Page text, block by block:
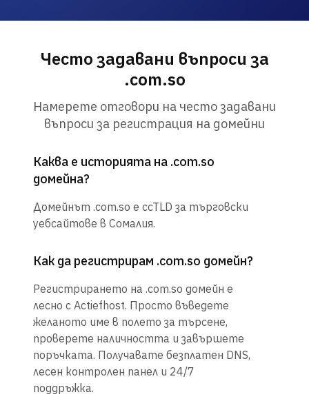
Често задавани въпроси за
.com.so
Намерете отговори на често задавани
въпроси за регистрация на домейни
Каква е историята на .com.so
домейна?
Домейнът .com.so е ccTLD за търговски
уебсайтове в Сомалия.
Как да регистрирам .com.so домейн?
Регистрирането на .com.so домейн е
лесно с Actiefhost. Просто въведете
желаното име в полето за търсене,
проверете наличността и завършете
поръчката. Получавате безплатен DNS,
лесен контролен панел и 24/7
поддръжка.